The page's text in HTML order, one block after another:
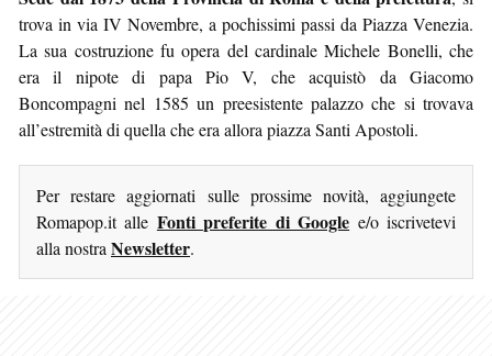
trova in via IV Novembre, a pochissimi passi da Piazza Venezia.
La sua costruzione fu opera del cardinale Michele Bonelli, che
era il nipote di papa Pio V, che acquistò da Giacomo
Boncompagni nel 1585 un preesistente palazzo che si trovava
all’estremità di quella che era allora piazza Santi Apostoli.
Per restare aggiornati sulle prossime novità, aggiungete
Romapop.it alle Fonti preferite di Google e/o iscrivetevi
alla nostraNewsletter.